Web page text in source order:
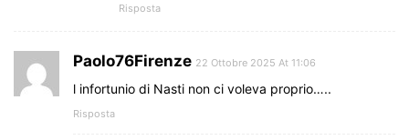
Risposta
Paolo76Firenze 22 Ottobre 2025 At 11:06
l infortunio di Nasti non ci voleva proprio…..
Risposta